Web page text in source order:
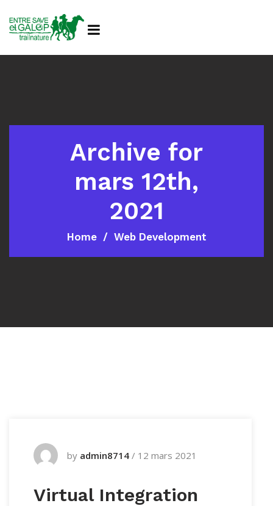
Archive for
mars 12th,
2021
Home Web Development
by admin8714 / 12 mars 2021
Virtual Integration